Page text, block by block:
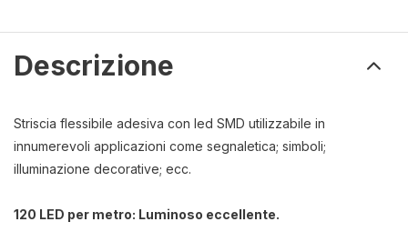
Descrizione
Striscia flessibile adesiva con led SMD utilizzabile in
innumerevoli applicazioni come segnaletica; simboli;
illuminazione decorative; ecc.
120 LED per metro: Luminoso eccellente.